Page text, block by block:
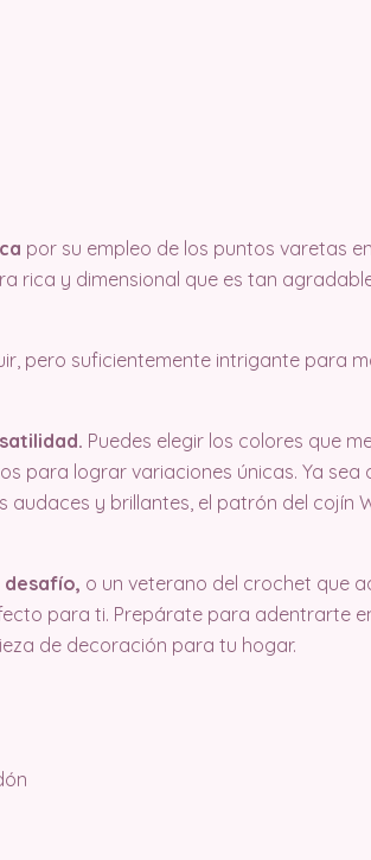
por su empleo de los puntos varetas
rica y dimensional que es tan
pero suficientemente intrigante para
Puedes elegir los colores que
para lograr variaciones únicas. Ya sea
y brillantes, el patrón del cojín
desafío, o un veterano del crochet que
para ti. Prepárate para adentrarte
de decoración para tu hogar.